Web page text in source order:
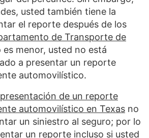
usted también tiene la
el reporte después de los
de Transporte de
es menor, usted no está
a presentar un reporte
automovilístico.
de un reporte
automovilístico en Texas no
un siniestro al seguro; por lo
un reporte incluso si usted